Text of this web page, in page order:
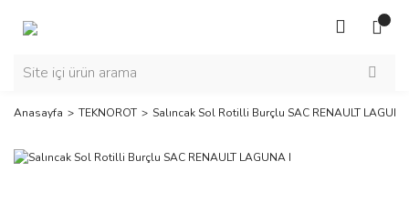
Anasayfa TEKNOROT Salıncak Sol Rotilli Burçlu SAC RENAULT